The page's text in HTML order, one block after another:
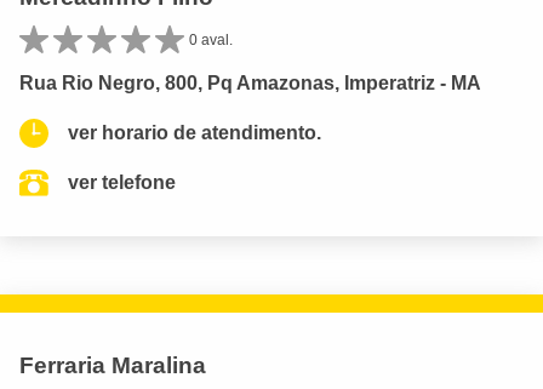
0 aval.
Rua Rio Negro, 800, Pq Amazonas, Imperatriz - MA
ver horario de atendimento.
ver telefone
Ferraria Maralina